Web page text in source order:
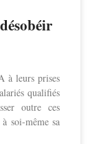
à leurs prises
qualifiés
outre ces
soi-même sa